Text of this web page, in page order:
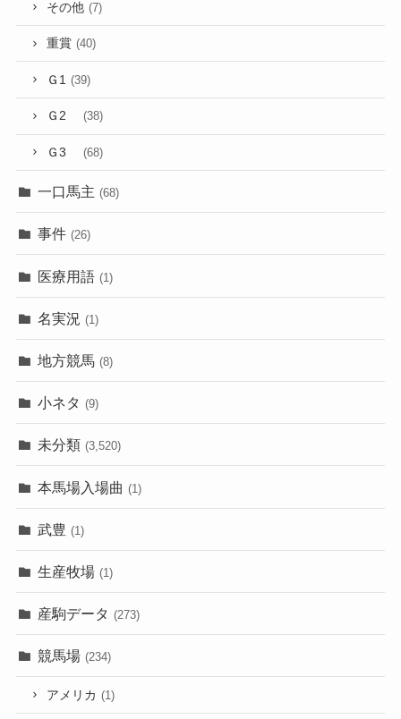
その他 (7)
重賞 (40)
Ｇ1 (39)
Ｇ2 (38)
Ｇ3 (68)
一口馬主 (68)
事件 (26)
医療用語 (1)
名実況 (1)
地方競馬 (8)
小ネタ (9)
未分類 (3,520)
本馬場入場曲 (1)
武豊 (1)
生産牧場 (1)
産駒データ (273)
競馬場 (234)
アメリカ (1)